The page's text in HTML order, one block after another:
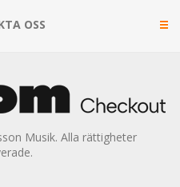
OSS
Musik. Alla rättigheter